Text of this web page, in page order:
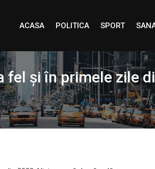
ACASA POLITICA SPORT
și în primele zile